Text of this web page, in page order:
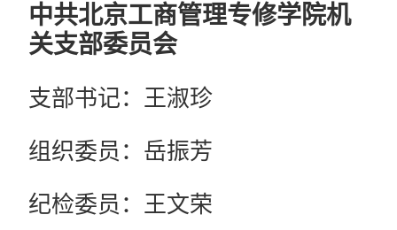
中共北京工商管理专修学院机
关支部委员会
支部书记：王淑珍
组织委员：岳振芳
纪检委员：王文荣